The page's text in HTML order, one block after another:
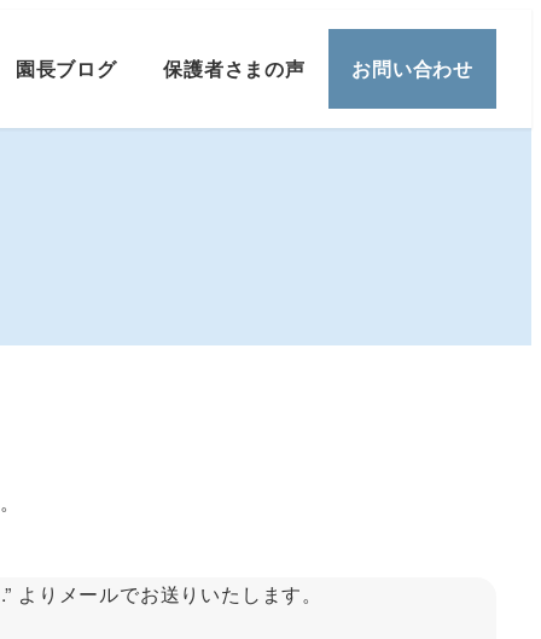
園長ブログ 保護者さまの声 お問い合わせ
りメールでお送りいたします。